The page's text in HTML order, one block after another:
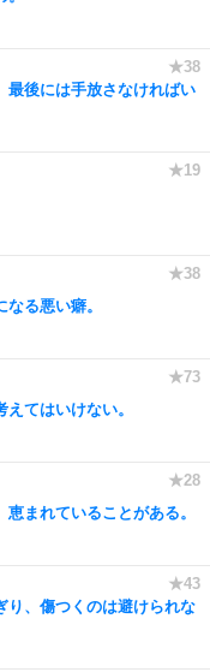
最後には手放さなければい
る悪い癖。
えてはいけない。
まれていることがある。
り、傷つくのは避けられな